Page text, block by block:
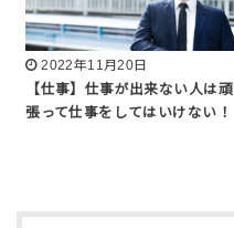
2022年11月20日
【仕事】仕事が出来ない人は頑
張って仕事をしてはいけない！